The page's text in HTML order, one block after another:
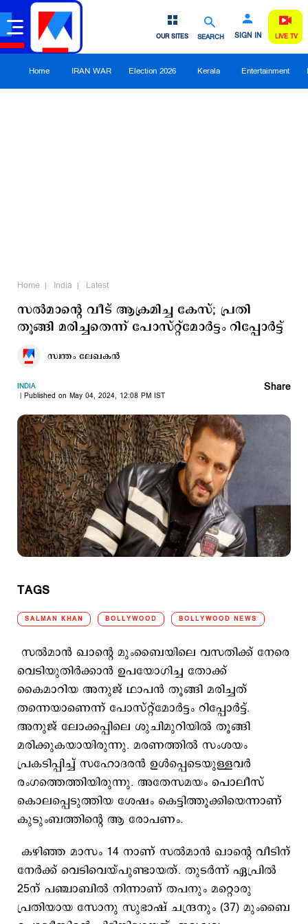
SEARCH SIGN IN
OUR SITES LIVE TV
Home IRAN WAR Election 2026 Kerala Entertainment
Home India Latest
സല്‍മാന്റെ വീട് ആക്രമിച്ച കേസ്; പ്രതി
തൂങ്ങി മരിച്ചതെന്ന് പോസ്റ്റ്മോര്‍ട്ടം റിപ്പോര്‍ട്ട്
സ്വന്തം ലേഖകൻ
INDIA
Published on May 04, 2024, 12:08 PM IST
Share
TAGS
SALMAN KHAN BOLLYWOOD BOLLYWOOD NEWS
സൽമാൻ ഖാന്റെ മുംബൈയിലെ വസതിക്ക് നേരെ
വെടിയുതിർക്കാൻ ഉപയോഗിച്ച തോക്ക്
കൈമാറിയ അനുജ് ഥാപൻ തൂങ്ങി മരിച്ചത്
തന്നെയാണെന്ന് പോസ്റ്റ്‌മോർട്ടം റിപ്പോർട്ട്.
അനുജ് ലോക്കപ്പിലെ ശുചിമുറിയിൽ തൂങ്ങി
മരിക്കുകയായിരുന്നു. മരണത്തിൽ സംശയം
പ്രകടിപ്പിച്ച് സഹോദരൻ ഉൾപ്പെടെയുള്ളവർ
രംഗത്തെത്തിയിരുന്നു. അതേസമയം പൊലീസ്
കൊലപ്പെടുത്തിയ ശേഷം കെട്ടിത്തൂക്കിയെന്നാണ്
കുടുംബത്തിന്റെ ആ രോപണം.
കഴിഞ്ഞ മാസം 14 നാണ് സല്‍മാന്‍ ഖാന്‍റെ വീടിന്
നേര്‍ക്ക് വെടിവെയ്പുണ്ടായത്. തുടർന്ന് ഏപ്രിൽ
25ന് പഞ്ചാബിൽ നിന്നാണ് തപനും മറ്റൊരു
പ്രതിയായ സോനു സുഭാഷ് ചന്ദ്രനും (37) മുംബൈ